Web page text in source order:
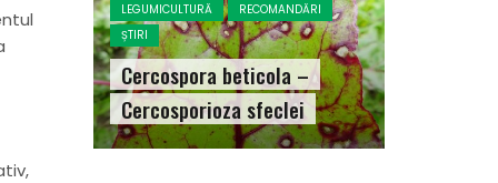
LEGUMICULTURĂ
RECOMANDĂRI
ȘTIRI
Cercospora beticola –
Cercosporioza sfeclei